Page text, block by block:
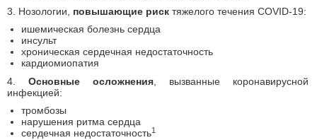
3. Нозологии, повышающие риск тяжелого течения COVID-19:
ишемическая болезнь сердца
инсульт
хроническая сердечная недостаточность
кардиомиопатия
4. Основные осложнения, вызванные коронавирусной
инфекцией:
тромбозы
нарушения ритма сердца
сердечная недостаточность1